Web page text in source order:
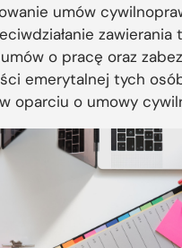
umów
zawierania
o pracę oraz
emerytalnej tych
oparciu o umowy